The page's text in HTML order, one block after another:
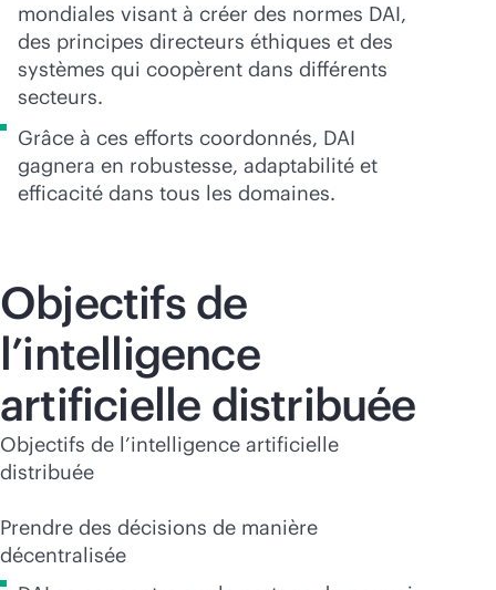
mondiales visant à créer des normes DAI,
des principes directeurs éthiques et des
systèmes qui coopèrent dans différents
secteurs.
Grâce à ces efforts coordonnés, DAI
gagnera en robustesse, adaptabilité et
efficacité dans tous les domaines.
Objectifs de
l’intelligence
artificielle distribuée
Objectifs de l’intelligence artificielle
distribuée
Prendre des décisions de manière
décentralisée